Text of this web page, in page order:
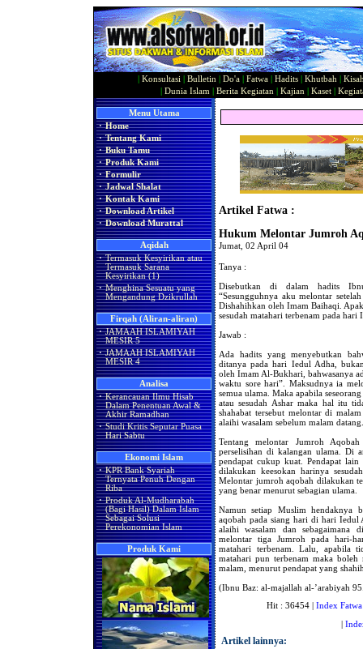
Konsultasi Bulletin Do'a Fatwa Hadits Khutbah
Dunia Islam Berita Kegiatan Kajian Kaset|
Menu Utama
· Home
· Tentang Kami
· Buku Tamu
· Produk Kami
· Formulir
· Jadwal Shalat
· Kontak Kami
· Download Artikel
· Download Murattal
Aqidah
· Termasuk Kesyirikan atau
Termasuk Sarana
Kesyirikan (1)
· Menghina Sesuatu yang
Mengandung Dzikrullah
Firqah (Aliran-aliran)
· JAMAAH ISLAMIYAH
MESIR 5
· JAMAAH ISLAMIYAH
MESIR 4
Analisa
· Kerancauan Ilmu Hisab
Dalam Penentuan Awal &
Akhir Ramadhan
· Studi Kritis Seputar Puasa
Hari Sabtu
Ekonomi Islam
· KPR Bank Syariah
Ternyata Penuh Dengan
Riba
· Produk Al-Mudharabah
(Bagi Hasil) Dalam Islam
Sebagai Solusi
Perekonomian Islam
Produk Kami
Artikel Fatwa :
Hukum Melontar Jumroh
Jumat, 02 April 04
Tanya :
Disebutkan di dalam hadits
“Sesungguhnya aku melontar
Dishahihkan oleh Imam Baihaqi.
sesudah matahari terbenam pada hari
Jawab :
Ada hadits yang menyebutkan
ditanya pada hari Iedul Adha,
oleh Imam Al-Bukhari, bahwasanya
waktu sore hari”. Maksudnya ia
semua ulama. Maka apabila
atau sesudah Ashar maka hal itu
shahabat tersebut melontar di
alaihi wasalam sebelum malam datang.
Tentang melontar Jumroh
perselisihan di kalangan ulama. Di
pendapat cukup kuat. Pendapat
dilakukan keesokan harinya
Melontar jumroh aqobah dilakukan
yang benar menurut sebagian ulama.
Namun setiap Muslim hendaknya
aqobah pada siang hari di hari Iedul
alaihi wasalam dan sebagaimana
melontar tiga Jumroh pada hari-
matahari terbenam. Lalu, apabila
matahari pun terbenam maka boleh
malam, menurut pendapat yang
(Ibnu Baz: al-majallah al-’arabiyah
Hit : 36454 | Index Fatwa
|
Artikel lainnya: